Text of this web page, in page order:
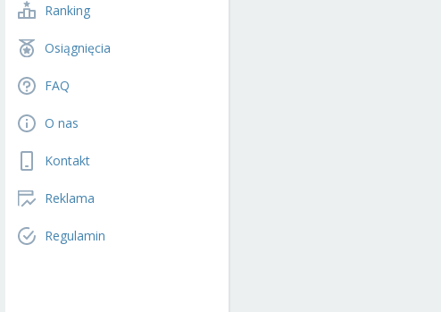
Ranking
Osiągnięcia
FAQ
O nas
Kontakt
Reklama
Regulamin